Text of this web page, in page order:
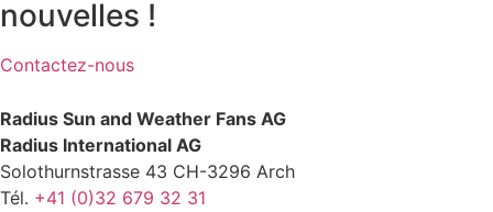
nouvelles !
Contactez-nous
Radius Sun and Weather Fans AG
Radius International AG
Solothurnstrasse 43 CH-3296 Arch
Tél. +41 (0)32 679 32 31